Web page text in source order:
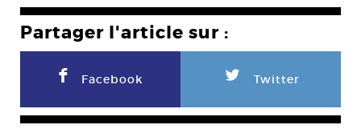
Partager l'article sur :
F Facebook L Twitter